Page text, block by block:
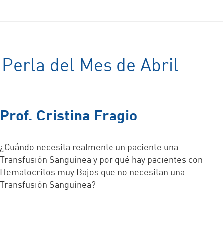
Perla del Mes de Abril
Prof. Cristina Fragio
¿Cuándo necesita realmente un paciente una
Transfusión Sanguínea y por qué hay pacientes con
Hematocritos muy Bajos que no necesitan una
Transfusión Sanguínea?